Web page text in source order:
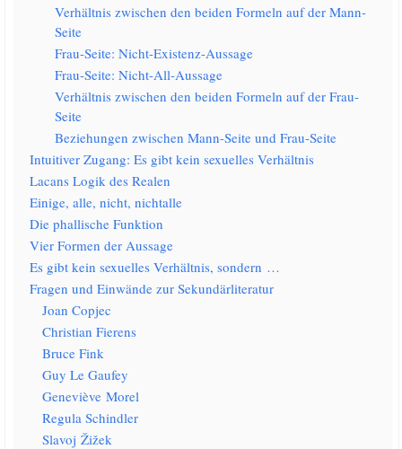
Ver­hält­nis zwi­schen den bei­den For­meln auf der Mann-
Seite
Frau-Sei­te: Nicht-Existenz-Aussage
Frau-Sei­te: Nicht-All-Aussage
Ver­hält­nis zwi­schen den bei­den For­meln auf der Frau-
Seite
Bezie­hun­gen zwi­schen Mann-Sei­te und Frau-Seite
Intui­ti­ver Zugang: Es gibt kein sexu­el­les Verhältnis
Lacans Logik des Realen
Eini­ge, alle, nicht, nichtalle
Die phal­li­sche Funktion
Vier For­men der Aussage
Es gibt kein sexu­el­les Ver­hält­nis, sondern …
Fra­gen und Ein­wän­de zur Sekundärliteratur
Joan Cop­jec
Chris­ti­an Fierens
Bruce Fink
Guy Le Gaufey
Gene­viè­ve Morel
Regu­la Schindler
Sla­voj Žižek